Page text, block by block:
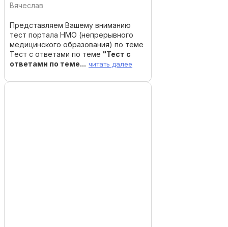
Вячеслав
Представляем Вашему вниманию
тест портала НМО (непрерывного
медицинского образования) по теме
Тест с ответами по теме "Тест с
ответами по теме... читать далее